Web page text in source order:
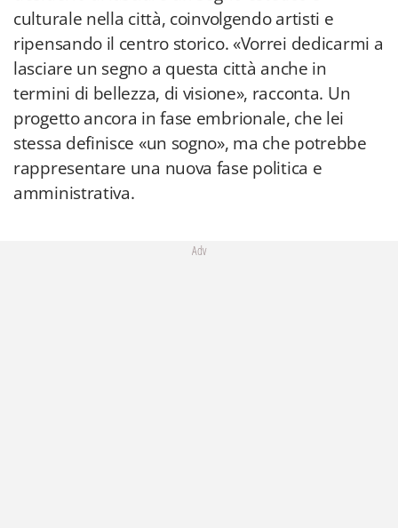
culturale nella città, coinvolgendo artisti e
ripensando il centro storico. «Vorrei dedicarmi a
lasciare un segno a questa città anche in
termini di bellezza, di visione», racconta. Un
progetto ancora in fase embrionale, che lei
stessa definisce «un sogno», ma che potrebbe
rappresentare una nuova fase politica e
amministrativa.
Adv